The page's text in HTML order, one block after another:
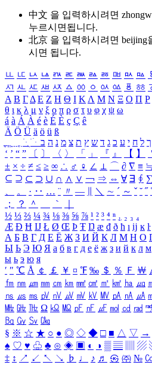
中文 을 입력하시려면
누르시면됩니다.
北京 을 입력하시려면 beijing
시면 됩니다.
ㅥ ㅦ ㅧ ㅨ ㅩ ㅪ ㅫ ㅬ ㅭ ㅮ ㅯ ㅰ
ㅺ ㅻ ㅼ ㅽ ㅾ ㅿ ㆀ ㆁ ㆂ ㆃ ㆄ ㆅ
Α Β ΓΔ Ε Ζ Η Θ Ι ΚΛ Μ Ν Ξ Ο Π Ρ
θ ι κ λ μ ν ξ ο π ρ σ τ υ φ χ ψ ω
á à Á À é è É È ç Ç ê
Ä Ö Ü ä ö ü ß
ִֶֹ ֻּ ׁׂ ך ל ח י ע כ ג ד ש ץ ת צ מ נ ה ב
‘ ’ “ ” 〔 〕 〈 〉 「 」 『 』 【 】
± × ÷ ≠ ≤ ≥ ∞ ∴ ♂ ♀ ∠ ⊥ ⌒ ∂ ∇ ≡ ≒
⊆ ⊇ ⊂ ⊃ ∪ ∩ ∧ ∨ ￢ ⇒ ⇔ ∀ ∃ ∮ ∑
、
。 · ‥ … ¨ 〃 ― ＼ ∼ ´ ～ ˇ ˘ ˝
；
？ ＾ ｀
½ ⅓ ⅔ ¼ ¾ ⅛ ⅜ ⅝ ⅞ ¹ ² ³ ⁴ ⁿ ₁ ₂ ₃ ₄
Æ Ð Ħ Ĳ Ł Ø Œ Þ Ŧ Ŋ æ đ ð ħ ı ĳ ĸ ŀ
А Б В Г Д Е Ё Ж З И Й К Л М Н О
Ы Ь Э Ю Я а б в г д е ё ж з и й к л м
ы ь э ю я
′ ″ ℃ Å ￠ ￡ ￥ ¤ ℉ ‰ ＄ ％ Ｆ ￦
㎙ ㎚ ㎛ ㎜ ㎝ ㎞ ㎟ ㎠ ㎡ ㎢ ㏊ ㎍
㎱ ㎲ ㎳ ㎴ ㎵ ㎶ ㎷ ㎸ ㎹ ㎀ ㎁ ㎂
㎒ ㎓ ㎔ Ω ㏀ ㏁ ㎊ ㎋ ㎌ ㏖ ㏅ ㎭
㏃ ㏉ ㏜ ㏆
§ ※ ☆ ★ ○ ● ◎ ◇ ◆ □ ■ △ ▽ →
♠ ♡ ♥ ♧ ♣ ⊙ ◈ ▣ ◐ ◑ ▒ ▤ ▨
‡ ↕ ↗ ↙ ↖ ↘ ♭ ♩ ♪ ♬ ㉿ ㈜ №